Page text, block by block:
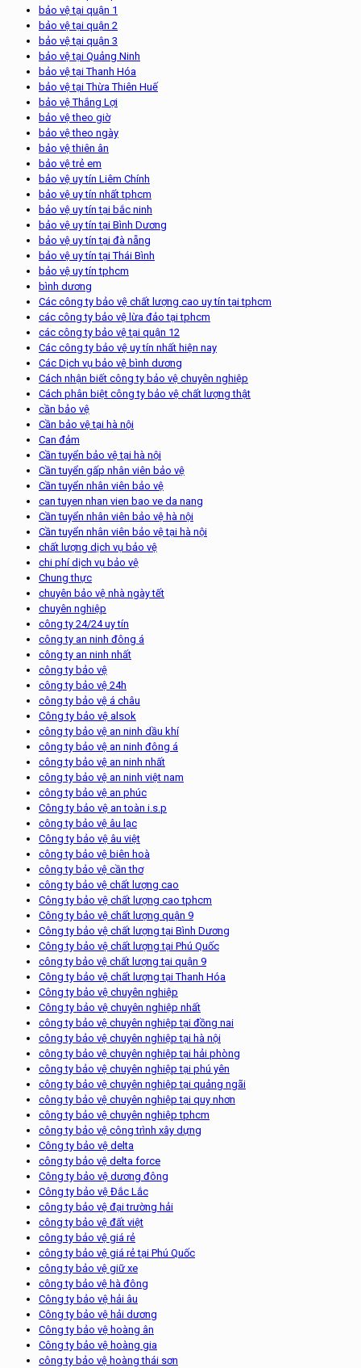
bảo vệ tại quận 1
bảo vệ tại quận 2
bảo vệ tại quận 3
bảo vệ tại Quảng Ninh
bảo vệ tại Thanh Hóa
bảo vệ tại Thừa Thiên Huế
bảo vệ Thắng Lợi
bảo vệ theo giờ
bảo vệ theo ngày
bảo vệ thiên ân
bảo vệ trẻ em
bảo vệ uy tín Liêm Chính
bảo vệ uy tín nhất tphcm
bảo vệ uy tín tại bắc ninh
bảo vệ uy tín tại Bình Dương
bảo vệ uy tín tại đà nẵng
bảo vệ uy tín tại Thái Bình
bảo vệ uy tín tphcm
bình dương
Các công ty bảo vệ chất lượng cao uy tín tại tphcm
các công ty bảo vệ lừa đảo tại tphcm
các công ty bảo vệ tại quận 12
Các công ty bảo vệ uy tín nhất hiện nay
Các Dịch vụ bảo vệ bình dương
Cách nhận biết công ty bảo vệ chuyên nghiệp
Cách phân biệt công ty bảo vệ chất lượng thật
cần bảo vệ
Cần bảo vệ tại hà nội
Can đảm
Cần tuyển bảo vệ tại hà nội
Cần tuyển gấp nhân viên bảo vệ
Cần tuyển nhân viên bảo vệ
can tuyen nhan vien bao ve da nang
Cần tuyển nhân viên bảo vệ hà nội
Cần tuyển nhân viên bảo vệ tại hà nội
chất lượng dịch vụ bảo vệ
chi phí dịch vụ bảo vệ
Chung thực
chuyên bảo vệ nhà ngày tết
chuyên nghiệp
công ty 24/24 uy tín
công ty an ninh đông á
công ty an ninh nhất
công ty bảo vệ
công ty bảo vệ 24h
công ty bảo vệ á châu
Công ty bảo vệ alsok
công ty bảo vệ an ninh dầu khí
công ty bảo vệ an ninh đông á
công ty bảo vệ an ninh nhất
công ty bảo vệ an ninh việt nam
công ty bảo vệ an phúc
Công ty bảo vệ an toàn i.s.p
công ty bảo vệ âu lạc
Công ty bảo vệ âu việt
công ty bảo vệ biên hoà
công ty bảo vệ cần thơ
công ty bảo vệ chất lượng cao
Công ty bảo vệ chất lượng cao tphcm
Công ty bảo vệ chất lượng quận 9
Công ty bảo vệ chất lượng tại Bình Dương
Công ty bảo vệ chất lượng tại Phú Quốc
công ty bảo vệ chất lượng tại quận 9
Công ty bảo vệ chất lượng tại Thanh Hóa
Công ty bảo vệ chuyên nghiệp
Công ty bảo vệ chuyên nghiệp nhất
công ty bảo vệ chuyên nghiệp tại đồng nai
công ty bảo vệ chuyên nghiệp tại hà nội
công ty bảo vệ chuyên nghiệp tại hải phòng
công ty bảo vệ chuyên nghiệp tại phú yên
công ty bảo vệ chuyên nghiệp tại quảng ngãi
công ty bảo vệ chuyên nghiệp tại quy nhơn
công ty bảo vệ chuyên nghiệp tphcm
công ty bảo vệ công trình xây dựng
Công ty bảo vệ delta
công ty bảo vệ delta force
Công ty bảo vệ dương đông
Công ty bảo vệ Đắc Lắc
công ty bảo vệ đại trường hải
công ty bảo vệ đất việt
công ty bảo vệ giá rẻ
công ty bảo vệ giá rẻ tại Phú Quốc
công ty bảo vệ giữ xe
công ty bảo vệ hà đông
Công ty bảo vệ hải âu
Công ty bảo vệ hải dương
Công ty bảo vệ hoàng ân
Công ty bảo vệ hoàng gia
công ty bảo vệ hoàng thái sơn